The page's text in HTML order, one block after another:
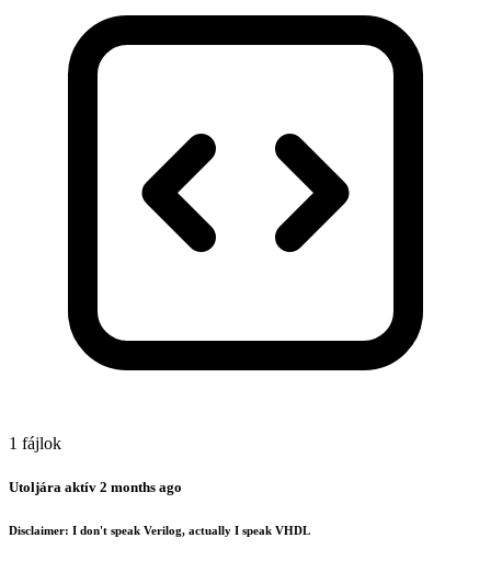
1 fájlok
Utoljára aktív 2 months ago
Disclaimer: I don't speak Verilog, actually I speak VHDL